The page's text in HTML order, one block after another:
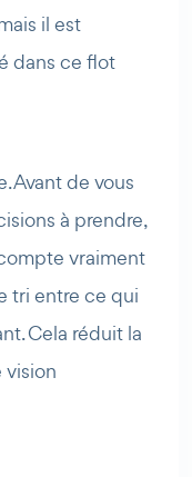
il est
dans ce flot
Avant de vous
à prendre,
vraiment
tri entre ce qui
Cela réduit la
vision